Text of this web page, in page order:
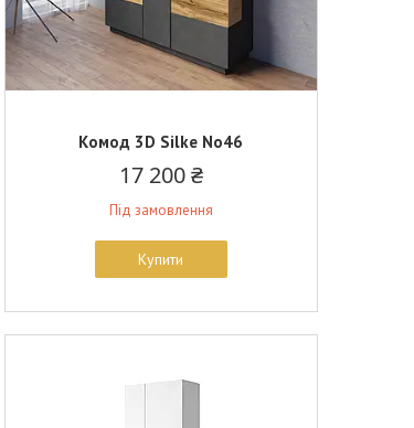
Комод 3D Silke No46
17 200 ₴
Під замовлення
Купити